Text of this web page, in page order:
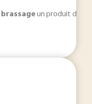
brassageun produit